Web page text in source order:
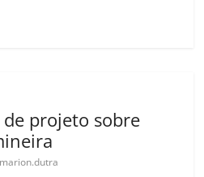
de projeto sobre